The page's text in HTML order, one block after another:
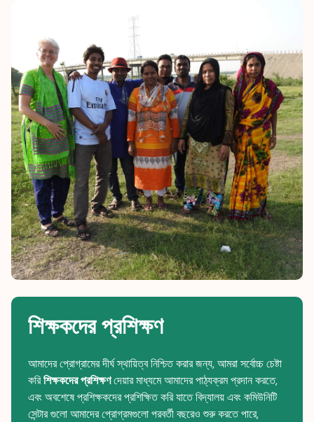
শিক্ষকদের প্রশিক্ষণ
আমাদের প্রোগ্রামের দীর্ঘ স্থায়িত্ব নিশ্চিত করার জন্য, আমরা সর্বোচ্চ চেষ্টা
করিশিক্ষকদের প্রশিক্ষণদেয়ার মাধ্যমে আমাদের পাঠ্যক্রম প্রদান করতে,
এবং অবশেষে প্রশিক্ষকদের প্রশিক্ষিত করি যাতে বিদ্যালয় এবং কমিউনিটি
সেন্টার গুলো আমাদের প্রোগ্রমগুলো পরবর্তী বছরেও শুরু করতে পারে,